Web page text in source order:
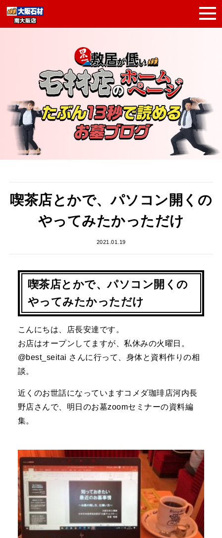
喫茶店とかで、パソコン開くの
やってみたかっただけ
2021.01.19
喫茶店とかで、パソコン開くの
やってみたかっただけ
こんにちは、店長安達です。
お店はオープンしてますが、私休みの火曜日。
@best_seitai さんに行って、身体と資料作りの相
談。
近くのお世話になっていますコメダ珈琲店河内長
野店さんで、明日のお墓zoomセミナーの資料編
集。